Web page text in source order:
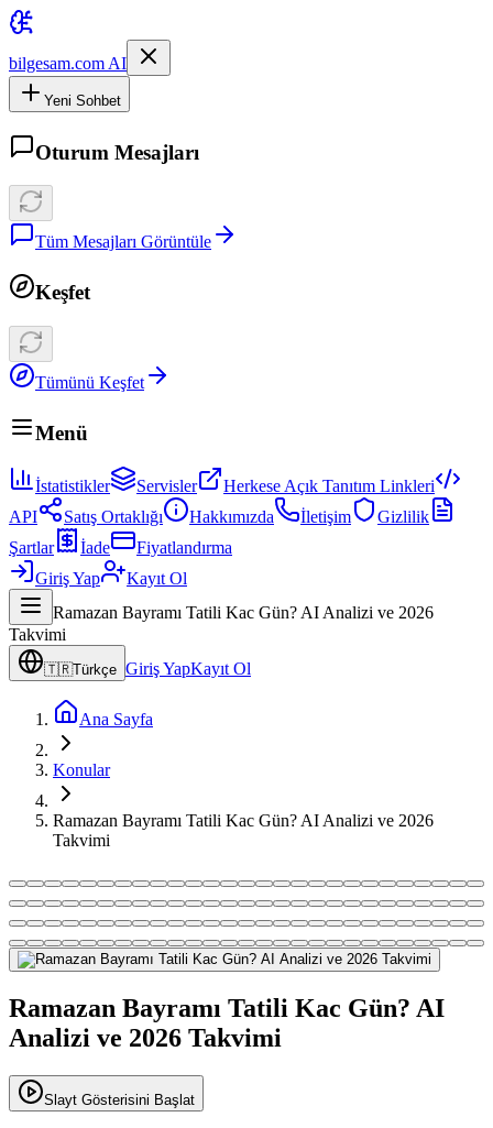
bilgesam.com AI
Yeni Sohbet
Oturum Mesajları
Tüm Mesajları Görüntüle
Keşfet
Tümünü Keşfet
Menü
İstatistikler Servisler
Herkese Açık Tanıtım Linkleri
API
Satış Ortaklığı Hakkımızda İletişim
Gizlilik
Şartlar
İade
Fiyatlandırma
Giriş Yap
Kayıt Ol
Ramazan Bayramı Tatili Kac Gün? AI Analizi ve 2026
Takvimi
🇹🇷Türkçe Giriş YapKayıt Ol
Ana Sayfa
Konular
Ramazan Bayramı Tatili Kac Gün? AI Analizi ve 2026
Takvimi
Ramazan Bayramı Tatili Kac Gün? AI
Analizi ve 2026 Takvimi
Slayt Gösterisini Başlat